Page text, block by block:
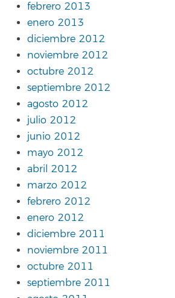
febrero 2013
enero 2013
diciembre 2012
noviembre 2012
octubre 2012
septiembre 2012
agosto 2012
julio 2012
junio 2012
mayo 2012
abril 2012
marzo 2012
febrero 2012
enero 2012
diciembre 2011
noviembre 2011
octubre 2011
septiembre 2011